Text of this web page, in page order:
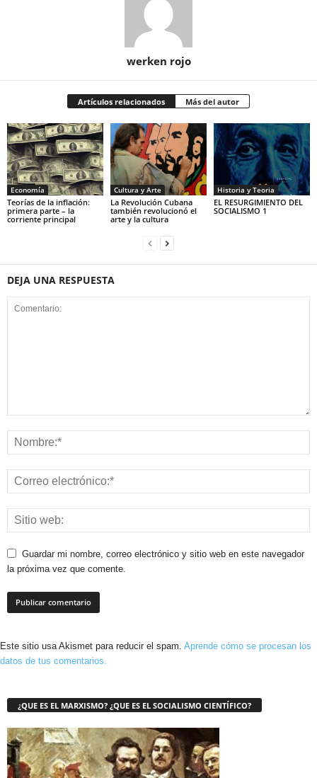
werken rojo
Artículos relacionados Más del autor
Economía
Teorías de la inflación:
primera parte – la
corriente principal
Cultura y Arte
La Revolución Cubana
también revolucionó el
arte y la cultura
Historia y Teoria
EL RESURGIMIENTO DEL
SOCIALISMO 1
DEJA UNA RESPUESTA
Guardar mi nombre, correo electrónico y sitio web en este navegador
la próxima vez que comente.
Este sitio usa Akismet para reducir el spam. Aprende cómo se procesan los
datos de tus comentarios.
¿QUE ES EL MARXISMO? ¿QUE ES EL SOCIALISMO CIENTÍFICO?